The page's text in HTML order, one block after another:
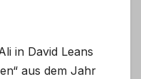
in David Leans
aus dem Jahr